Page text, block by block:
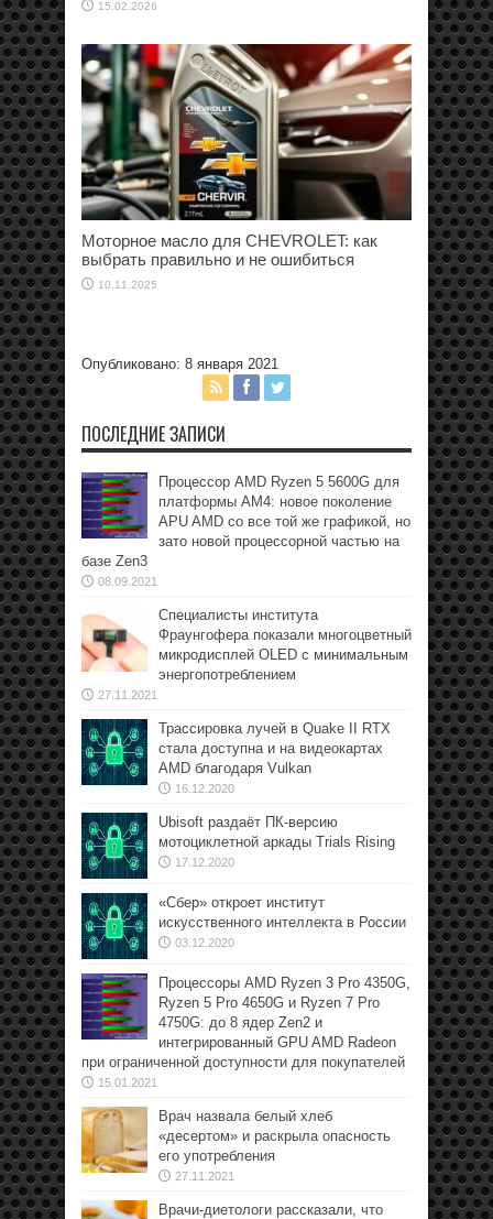
15.02.2026
Моторное масло для CHEVROLET: как
выбрать правильно и не ошибиться
10.11.2025
Опубликовано: 8 января 2021
ПОСЛЕДНИЕ ЗАПИСИ
Процессор AMD Ryzen 5 5600G для
платформы АМ4: новое поколение
APU AMD со все той же графикой, но
зато новой процессорной частью на
базе Zen3
08.09.2021
Специалисты института
Фраунгофера показали многоцветный
микродисплей OLED с минимальным
энергопотреблением
27.11.2021
Трассировка лучей в Quake II RTX
стала доступна и на видеокартах
AMD благодаря Vulkan
16.12.2020
Ubisoft раздаёт ПК-версию
мотоциклетной аркады Trials Rising
17.12.2020
«Сбер» откроет институт
искусственного интеллекта в России
03.12.2020
Процессоры AMD Ryzen 3 Pro 4350G,
Ryzen 5 Pro 4650G и Ryzen 7 Pro
4750G: до 8 ядер Zen2 и
интегрированный GPU AMD Radeon
при ограниченной доступности для покупателей
15.01.2021
Врач назвала белый хлеб
«десертом» и раскрыла опасность
его употребления
27.11.2021
Врачи-диетологи рассказали, что